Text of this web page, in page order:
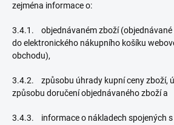
zejména informace o:
3.4.1. objednávaném zboží (objednávané
do elektronického nákupního košíku
obchodu),
3.4.2. způsobu úhrady kupní ceny zboží,
způsobu doručení objednávaného zboží a
3.4.3. informace o nákladech spojených